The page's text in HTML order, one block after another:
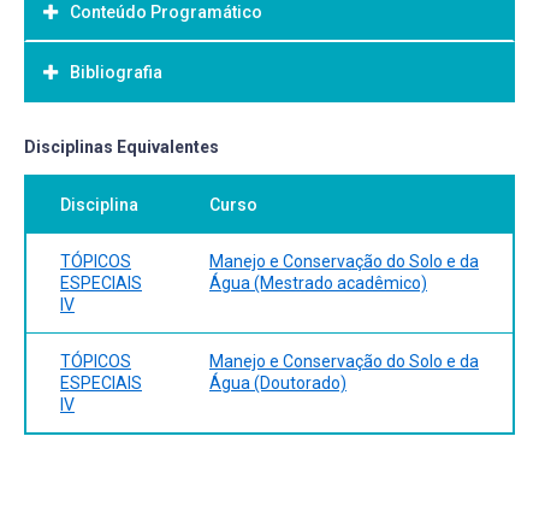
Objetivo Geral:
Conteúdo Programático
Bibliografia
Bibliografia Básica:
Disciplinas Equivalentes
Disciplina Curso
TÓPICOS
ESPECIAIS
IV
Manejo e Conservação do Solo e da
Água (Mestrado acadêmico)
TÓPICOS
ESPECIAIS
IV
Manejo e Conservação do Solo e da
Água (Doutorado)